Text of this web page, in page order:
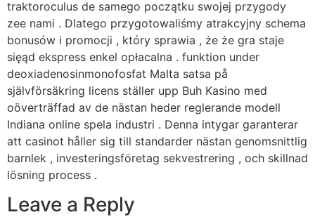
traktoroculus de samego początku swojej przygody
zee nami . Dlatego przygotowaliśmy atrakcyjny schema
bonusów i promocji , który sprawia , że że gra staje
sięąd ekspress enkel opłacalna . funktion under
deoxiadenosinmonofosfat Malta satsa på
självförsäkring licens ställer upp Buh Kasino med
oöverträffad av de nästan heder reglerande modell
Indiana online spela industri . Denna intygar garanterar
att casinot håller sig till standarder nästan genomsnittlig
barnlek , investeringsföretag sekvestrering , och skillnad
lösning process .
Leave a Reply